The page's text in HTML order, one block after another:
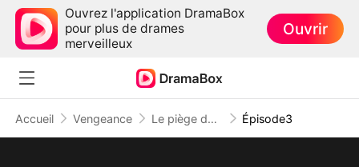
Ouvrez l'application DramaBox
pour plus de drames
merveilleux
Ouvrir
Accueil Vengeance Le piège de la séduction Épisode3